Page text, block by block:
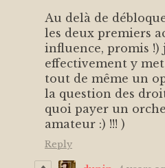
Au delà de
les deux premiers
influence, promis !)
effectivement y
tout de même un
la question des
quoi payer un
amateur :) !!! )
Reply